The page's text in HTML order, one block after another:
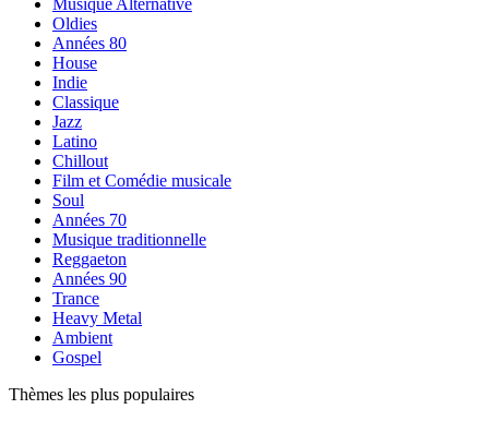
Musique Alternative
Oldies
Années 80
House
Indie
Classique
Jazz
Latino
Chillout
Film et Comédie musicale
Soul
Années 70
Musique traditionnelle
Reggaeton
Années 90
Trance
Heavy Metal
Ambient
Gospel
Thèmes les plus populaires